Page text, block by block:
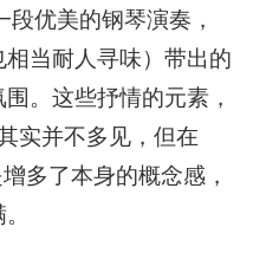
优美的钢琴演奏，
相当耐人寻味）带出的
。这些抒情的元素，
实并不多见，但在
多了本身的概念感，